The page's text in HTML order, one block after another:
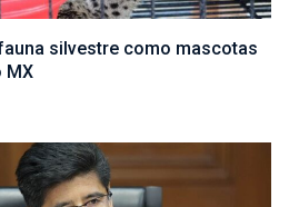
silvestre como mascotas
MX